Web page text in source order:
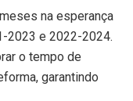
na esperança
2023 e 2022-2024.
o tempo de
garantindo